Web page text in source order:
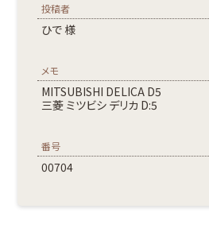
投稿者
ひで 様
メモ
MITSUBISHI DELICA D5
三菱 ミツビシ デリカ D:5
番号
00704